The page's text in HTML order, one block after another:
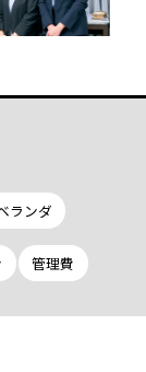
ランダ
管理費